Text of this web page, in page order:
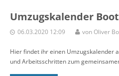
Umzugskalender
06.03.2020 12:09 von Oliver
Hier findet ihr einen Umzugskalender
und Arbeitsschritten zum